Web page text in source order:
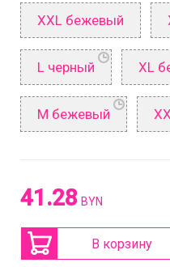
XXL бежевый
L черный XL
М бежевый
41.28 BYN
В корзину